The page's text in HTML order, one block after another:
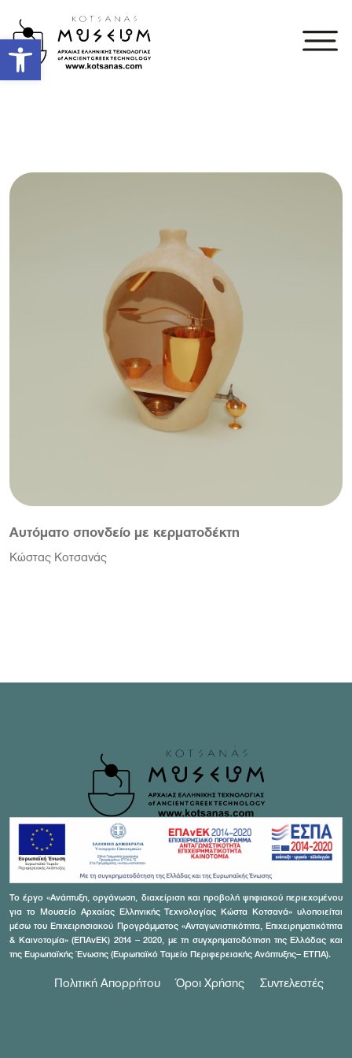
Open toolbar
Αυτόματο σπονδείο με κερματοδέκτη
Κώστας Κοτσανάς
Το έργο «Ανάπτυξη, οργάνωση, διαχείριση και προβολή ψηφιακού περιεχομένου
για το Μουσείο Αρχαίας Ελληνικής Τεχνολογίας Κώστα Κοτσανά» υλοποιείται
μέσω του Επιχειρησιακού Προγράμματος «Ανταγωνιστικότητα, Επιχειρηματικότητα
& Καινοτομία» (ΕΠΑνΕΚ) 2014 – 2020, με τη συγχρηματοδότηση της Ελλάδας και
της Ευρωπαϊκής Ένωσης (Ευρωπαϊκό Ταμείο Περιφερειακής Ανάπτυξης– ΕΤΠΑ).
Πολιτική Απορρήτου Όροι Χρήσης Συντελεστές